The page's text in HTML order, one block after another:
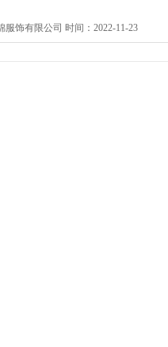
服饰有限公司 时间：2022-11-23